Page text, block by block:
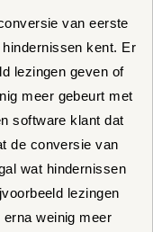
van eerste
kent. Er
lezingen geven of
meer gebeurt met
software klant dat
de conversie van
wat hindernissen
lezingen
weinig meer